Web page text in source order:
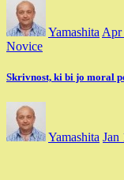
Yamashita Apr
Novice
Skrivnost, ki bi jo moral
Yamashita Jan